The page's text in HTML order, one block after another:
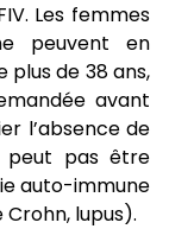
Les femmes
peuvent en
plus de 38 ans,
avant
l’absence de
peut pas être
auto-immune
lupus).